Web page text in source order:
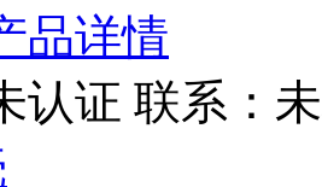
品详情
认证 联系：